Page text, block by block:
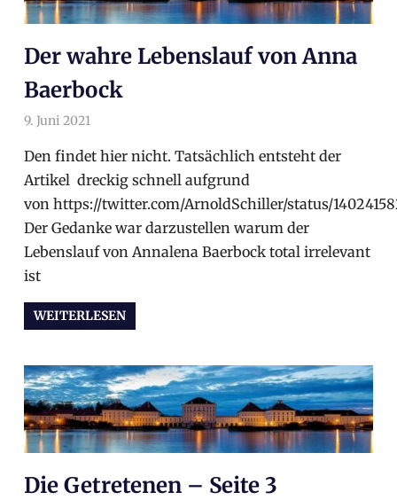
Der wahre Lebenslauf von Anna
Baerbock
9. Juni 2021
Den findet hier nicht. Tatsächlich entsteht der
Artikel dreckig schnell aufgrund
von https://twitter.com/ArnoldSchiller/status/
Der Gedanke war darzustellen warum der
Lebenslauf von Annalena Baerbock total irrelevant
ist
WEITERLESEN
Die Getretenen – Seite 3